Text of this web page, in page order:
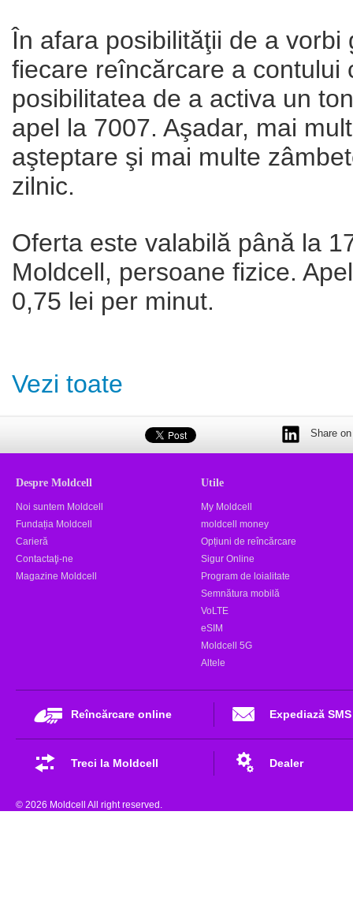
În afara posibilităţii de a
fiecare reîncărcare a contului
posibilitatea de a activa un
apel la 7007. Aşadar, mai
aşteptare şi mai multe
zilnic.
Oferta este valabilă până la
Moldcell, persoane fizice.
0,75 lei per minut.
Vezi toate
Share
Despre Moldcell
Noi suntem Moldcell
Fundația Moldcell
Carieră
Contactaţi-ne
Magazine Moldcell
Utile
My Moldcell
moldcell money
Opțiuni de reîncărcare
Sigur Online
Program de loialitate
Semnătura mobilă
VoLTE
eSIM
Moldcell 5G
Altele
Reîncărcare online Expediază SMS
Treci la Moldcell Dealer
© 2026 Moldcell All right reserved.